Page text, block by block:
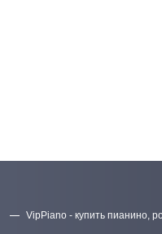
VipPiano - купить пианино,